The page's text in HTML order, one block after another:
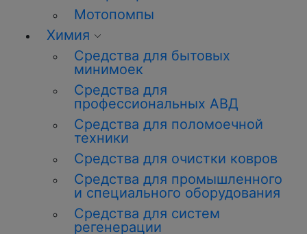
Мотопомпы
Химия
Средства для бытовых
минимоек
Средства для
профессиональных АВД
Средства для поломоечной
техники
Средства для очистки ковров
Средства для промышленного
и специального оборудования
Средства для систем
регенерации